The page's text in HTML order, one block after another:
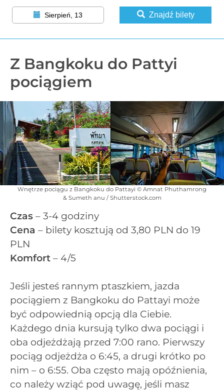
Sierpień, 13 Znajdź bilety
Z Bangkoku do Pattyi
pociągiem
Wnętrze pociągu z Bangkoku do Pattayi © Amnat Phuthamrong
& Sumeth anu / Shutterstock.com
Czas – 3-4 godziny
Cena – bilety kosztują od 3,80 PLN do 19
PLN
Komfort – 4/5
Jeśli jesteś rannym ptaszkiem, jazda
pociągiem z Bangkoku do Pattayi może
być odpowiednią opcją dla Ciebie.
Każdego dnia kursują tylko dwa pociągi i
oba odjeżdżają przed 7:00 rano. Pierwszy
pociąg odjeżdża o 6:45, a drugi krótko po
nim – o 6:55. Oba często mają opóźnienia,
co należy wziąć pod uwagę, jeśli masz